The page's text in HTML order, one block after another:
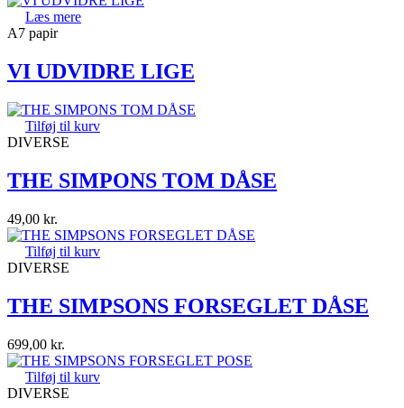
Læs mere
A7 papir
VI UDVIDRE LIGE
Tilføj til kurv
DIVERSE
THE SIMPONS TOM DÅSE
49,00 kr.
Tilføj til kurv
DIVERSE
THE SIMPSONS FORSEGLET DÅSE
699,00 kr.
Tilføj til kurv
DIVERSE